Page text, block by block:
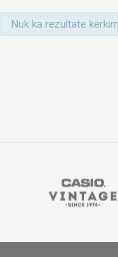
Nuk ka rezultate